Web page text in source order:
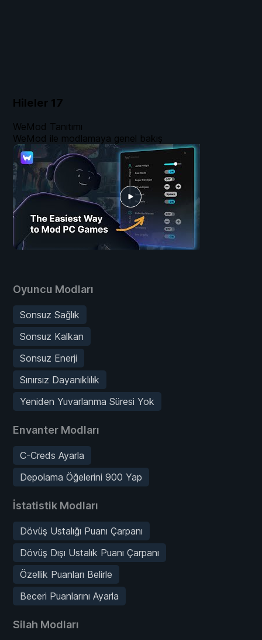
Hileler 17
Oyuncu Modları
Sonsuz Sağlık
Sonsuz Kalkan
Sonsuz Enerji
Sınırsız Dayanıklılık
Yeniden Yuvarlanma Süresi Yok
Envanter Modları
C-Creds Ayarla
Depolama Öğelerini 900 Yap
İstatistik Modları
Dövüş Ustalığı Puanı Çarpanı
Dövüş Dışı Ustalık Puanı Çarpanı
Özellik Puanları Belirle
Beceri Puanlarını Ayarla
Silah Modları
WeMod Tanıtımı
WeMod ile modlamaya genel bakış